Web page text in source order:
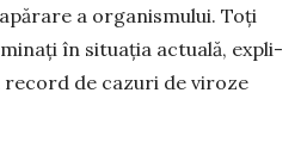
a organismului. Toți
în situația actuală, expli­
de cazuri de vi­roze